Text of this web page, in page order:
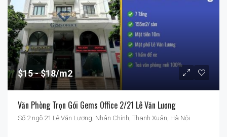
$15 $18/m2
Văn Phòng Trọn Gói Gems Office 2/21 Lê Văn Lương
Số 2 ngõ 21 Lê Văn Lương, Nhân Chính, Thanh Xuân, Hà Nội